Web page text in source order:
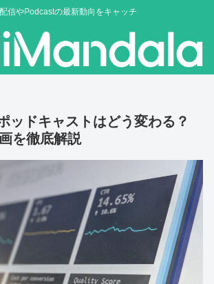
信やPodcastの最新動向をキャッチ
ッドキャストはどう変わる？
を徹底解説